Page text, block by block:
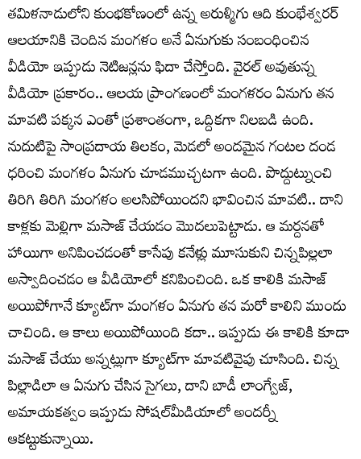
తమిళనాడులోని కుంభకోణంలో ఉన్న అరుళ్మిగు ఆది కుంభేశ్వరర్
ఆలయానికి చెందిన మంగళం అనే ఏనుగుకు సంబంధించిన
వీడియో ఇప్పుడు నెటిజన్లను ఫిదా చేస్తోంది. వైరల్ అవుతున్న
వీడియో ప్రకారం.. ఆలయ ప్రాంగణంలో మంగళరం ఏనుగు తన
మావటి పక్కన ఎంతో ప్రశాంతంగా, ఒద్దికగా నిలబడి ఉంది.
నుదుటిపై సాంప్రదాయ తిలకం, మెడలో అందమైన గంటల దండ
ధరించి మంగళం ఏనుగు చూడముచ్చటగా ఉంది. పొద్దుట్నుంచి
తిరిగి తిరిగి మంగళం అలసిపోయిందని భావించిన మావటి.. దాని
కాళ్లకు మెల్లిగా మసాజ్ చేయడం మొదలుపెట్టాడు. ఆ మర్దనతో
హాయిగా అనిపించడంతో కాసేపు కనేళ్లు మూసుకుని చిన్నపిల్లలా
అస్వాదించడం ఆ వీడియోలో కనిపించింది. ఒక కాలికి మసాజ్
అయిపోగానే క్యూట్‌గా మంగళం ఏనుగు తన మరో కాలిని ముందు
చాచింది. ఆ కాలు అయిపోయింది కదా.. ఇప్పుడు ఈ కాలికి కూడా
మసాజ్ చేయు అన్నట్లుగా క్యూట్‌గా మావటివైపు చూసింది. చిన్న
పిల్లాడిలా ఆ ఏనుగు చేసిన సైగలు, దాని బాడీ లాంగ్వేజ్,
అమాయకత్వం ఇప్పుడు సోషల్‌మీడియాలో అందర్నీ
ఆకట్టుకున్నాయి.